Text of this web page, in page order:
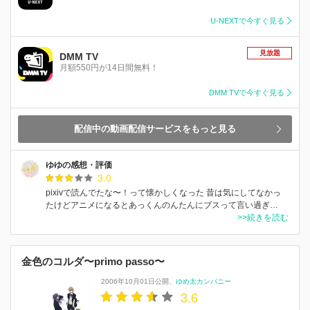
U-NEXTで今すぐ見る
DMM TV
月額550円が14日間無料！
見放題
DMM TVで今すぐ見る
配信中の動画配信サービスをもっと見る
ゆゆの感想・評価
3.0
pixivで読んでたな〜！って懐かしくなった 昔は気にしてなかっ
たけどアニメになるとあっくんのんたんにブスって言い過ぎ…
>>続きを読む
金色のコルダ〜primo passo〜
2006年10月01日公開 ゆめ太カンパニー
3.6